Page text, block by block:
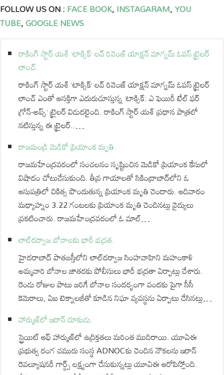
FOLLOW US ON :FACE BOOK,INSTAGARAM,YOU
TUBE,GOOGLE NEWS
రాకింగ్ స్టార్ యశ్ ‘టాక్సిక్’ లవ్ రివెంజ్ యాక్షన్ మాగ్నమ్ ఓపస్‌ ట్రైలర్
లాంచ్.
రాకింగ్ స్టార్ యశ్ ‘టాక్సిక్’ లవ్ రివెంజ్ యాక్షన్ మాగ్నమ్ ఓపస్‌ ట్రైలర్
లాంచ్ ఎంతో ఆసక్తిగా ఎదురుచూస్తున్న ‘టాక్సిక్: ఎ ఫెయిరీ టేల్ ఫర్
గ్రోన్-అప్స్’ ట్రైలర్ విడుదలైంది. రాకింగ్ స్టార్ యశ్ ప్రధాన పాత్రలో
నటిస్తున్న ఈ ట్రైలర్..…
రాజమండ్రి మెడికో ప్రియాంక మృతి.
రాజమహేంద్రవరంలో సంచలనం సృష్టించిన మెడికో ప్రియాంక కేసులో
విషాదం చోటుచేసుకుంది. తీవ్ర గాయాలతో సికింద్రాబాద్‌లోని ఓ
ఆసుపత్రిలో చికిత్స పొందుతున్న ప్రియాంక మృతి చెందారు. ఆదివారం
మధ్యాహ్నం 3.22 గంటలకు ప్రియాంక మృతి చెందినట్లు వైద్యులు
ప్రకటించారు. రాజమహేంద్రవరంలో ఓ మాల్‌…
లాల్‌దర్వాజ బోనాలకు భారీ భద్రత.
హైదరాబాద్‌ పాతబస్తీలోని లాల్‌దర్వాజ సింహవాహిని మహంకాళి
అమ్మవారి బోనాల జాతరకు పోలీసులు భారీ భద్రతా ఏర్పాట్లు చేశారు.
రెండు రోజుల పాటు జరిగే బోనాల సందర్భంగా వందకు పైగా సీసీ
కెమెరాలు, ఏఐ టెక్నాలజీతో కూడిన నిఘా వ్యవస్థను ఏర్పాటు చేసినట్లు…
హార్ముజ్‌లో ఇరాన్‌ దూకుడు.
స్ట్రెయిట్‌ ఆఫ్‌ హార్ముజ్‌లో ఉద్రిక్తతలు మరింత ముదిరాయి. యూఏఈ
ప్రభుత్వ రంగ చమురు సంస్థ ADNOCకు చెందిన నౌకలను ఇరాన్‌
రెవల్యూషనరీ గార్డ్స్‌ లక్ష్యంగా చేసుకున్నట్లు యూఏఈ ఆరోపిస్తోంది.